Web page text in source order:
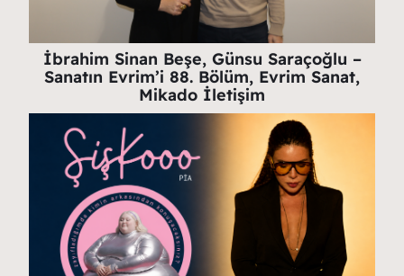
İbrahim Sinan Beşe, Günsu Saraçoğlu –
Sanatın Evrim’i 88. Bölüm, Evrim Sanat,
Mikado İletişim